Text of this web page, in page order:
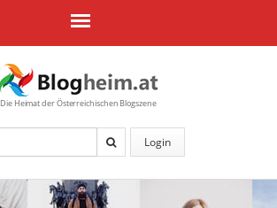
Die Heimat der Österreichischen Blogszene
Login